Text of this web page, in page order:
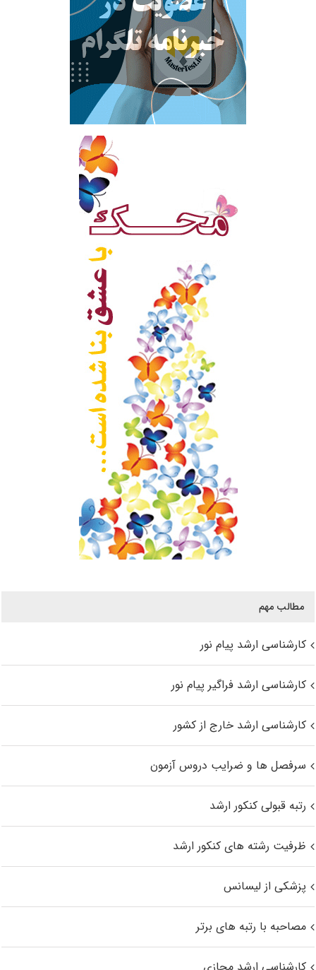
مطالب مهم
کارشناسی ارشد پیام نور
کارشناسی ارشد فراگیر پیام نور
کارشناسی ارشد خارج از کشور
سرفصل ها و ضرایب دروس آزمون
رتبه قبولی کنکور ارشد
ظرفیت رشته های کنکور ارشد
پزشکی از لیسانس
مصاحبه با رتبه های برتر